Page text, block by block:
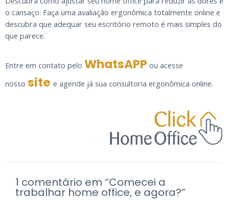
o cansaço. Faça uma avaliação ergonômica totalmente online e
descubra que adequar seu escritório remoto é mais simples do
que parece.
Entre em contato pelo WhatsAPP ou acesse
nosso site e agende já sua consultoria ergonômica online.
1 comentário em “Comecei a
trabalhar home office, e agora?”